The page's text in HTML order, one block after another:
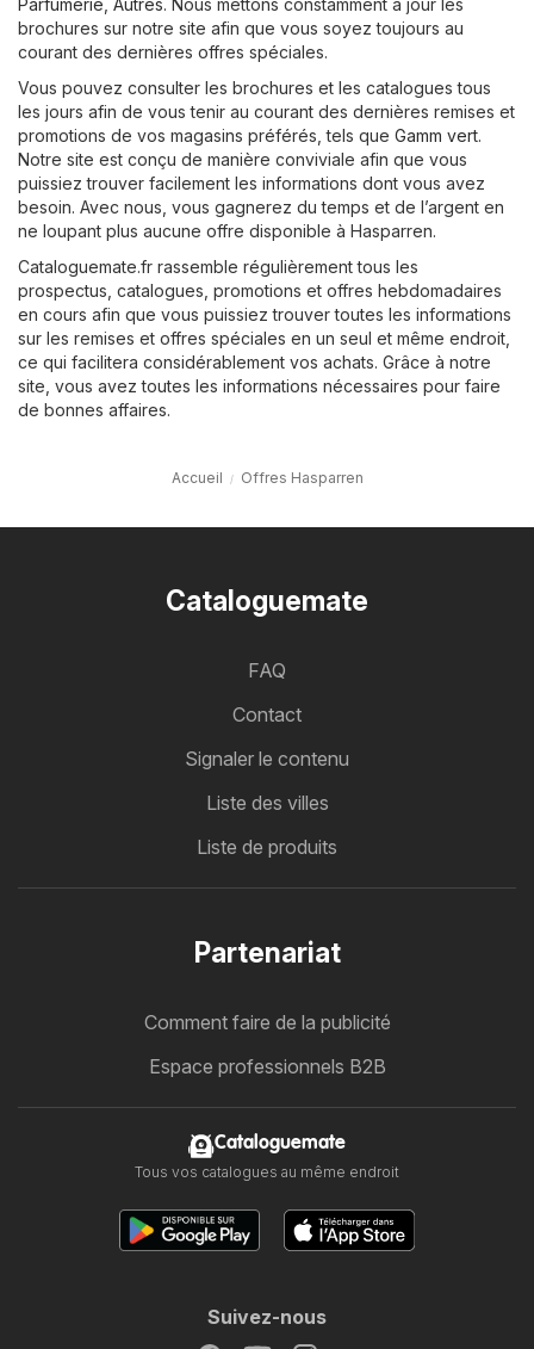
Parfumerie Autres. Nous mettons constamment à jour les
brochures sur notre site afin que vous soyez toujours au
courant des dernières offres spéciales.
Vous pouvez consulter les brochures et les catalogues tous
les jours afin de vous tenir au courant des dernières remises et
promotions de vos magasins préférés, tels que Gamm vert.
Notre site est conçu de manière conviviale afin que vous
puissiez trouver facilement les informations dont vous avez
besoin. Avec nous, vous gagnerez du temps et de l’argent en
ne loupant plus aucune offre disponible à Hasparren.
Cataloguemate.fr rassemble régulièrement tous les
prospectus, catalogues, promotions et offres hebdomadaires
en cours afin que vous puissiez trouver toutes les informations
sur les remises et offres spéciales en un seul et même endroit,
ce qui facilitera considérablement vos achats. Grâce à notre
site, vous avez toutes les informations nécessaires pour faire
de bonnes affaires.
Accueil Offres Hasparren
Cataloguemate
FAQ
Contact
Signaler le contenu
Liste des villes
Liste de produits
Partenariat
Comment faire de la publicité
Espace professionnels B2B
Cataloguemate
Tous vos catalogues au même endroit
Suivez-nous